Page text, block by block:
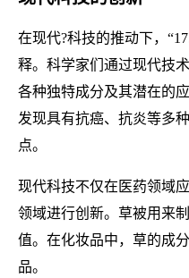
在现代?科技的推动下，
释。科学家们通过现代技
各种独特成分及其潜在的
发现具有抗癌、抗炎等多
点。
现代科技不仅在医药领域
领域进行创新。草被用来
值。在化妆品中，草的成
品。